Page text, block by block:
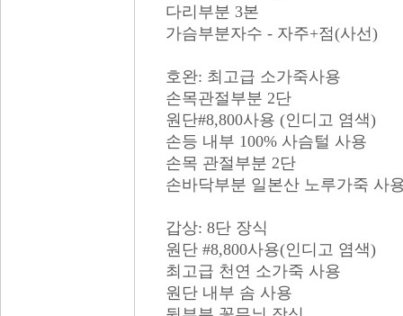
다리부분 3본
가슴부분자수 - 자주+점(사선)
호완: 최고급 소가죽사용
손목관절부분 2단
원단#8,800사용 (인디고 염색)
손등 내부 100% 사슴털 사용
손목 관절부분 2단
손바닥부분 일본산 노루가죽 사
갑상: 8단 장식
원단 #8,800사용(인디고 염색)
최고급 천연 소가죽 사용
원단 내부 솜 사용